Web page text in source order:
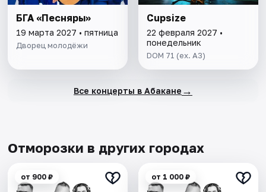
БГА «Песняры»
19 марта 2027 • пятница
Дворец молодёжи
Cupsize
22 февраля 2027 •
понедельник
DOM 71 (ex. A3)
Все концерты в Абакане →
Отморозки в других городах
от 900 ₽ от 1 000 ₽